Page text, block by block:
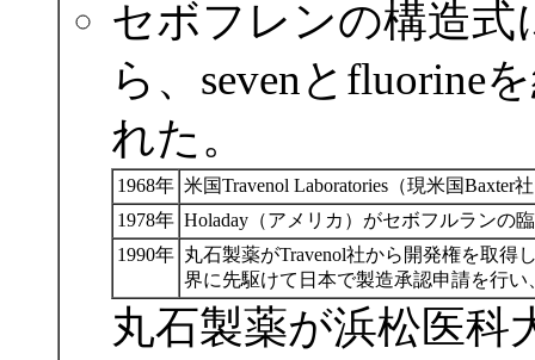
セボフレンの構造
ら、sevenとfluorine
れた。
1968年 米国Travenol Laboratories（現米国
1978年 Holaday（アメリカ）がセボフルランの
1990年 丸石製薬がTravenol社から開発権を取
界に先駆けて日本で製造承認申請を行
丸石製薬が浜松医科